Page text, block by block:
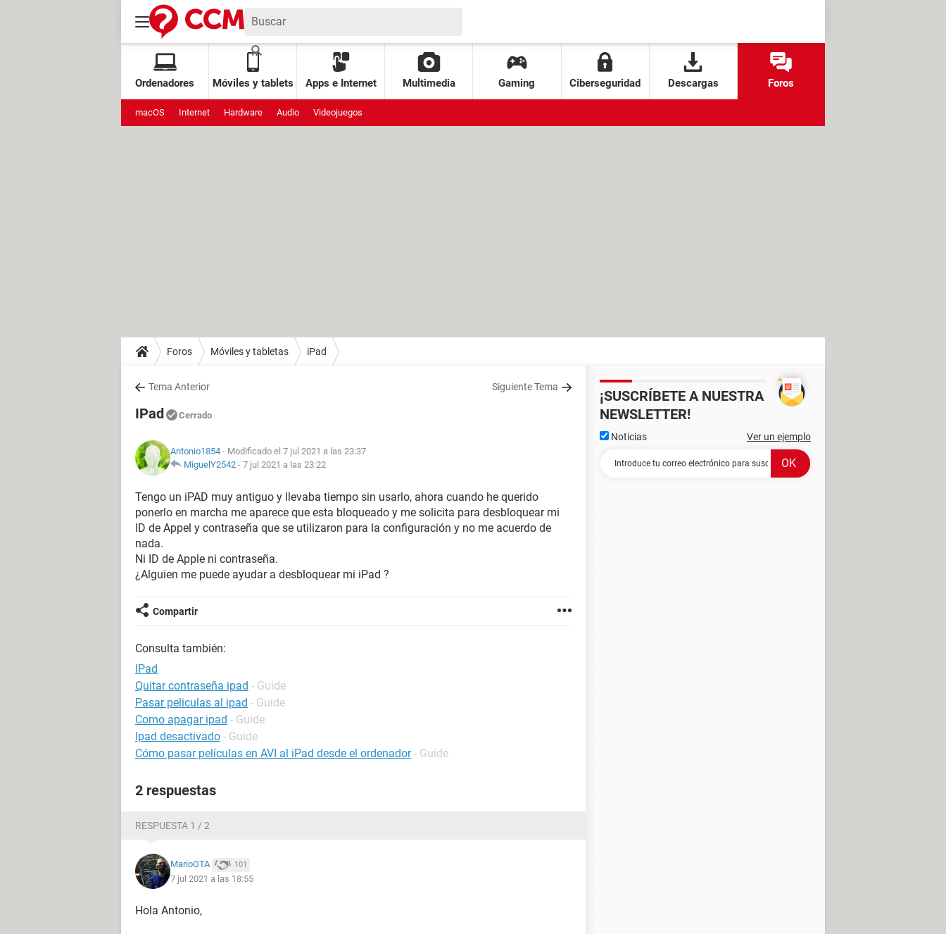
Ordenadores Móviles y tablets Apps e Internet Multimedia Gaming Ciberseguridad Descargas Foros
macOS Internet Hardware Audio Videojuegos
Foros Móviles y tabletas iPad
Tema Anterior Siguiente Tema
IPad Cerrado
Antonio1854 - Modificado el 7 jul 2021 a las 23:37
MiguelY2542 - 7 jul 2021 a las 23:22
Tengo un iPAD muy antiguo y llevaba tiempo sin usarlo, ahora cuando he querido
ponerlo en marcha me aparece que esta bloqueado y me solicita para desbloquear mi
ID de Appel y contraseña que se utilizaron para la configuración y no me acuerdo de
nada.
Ni ID de Apple ni contraseña.
¿Alguien me puede ayudar a desbloquear mi iPad ?
Compartir
Consulta también:
IPad
Quitar contraseña ipad - Guide
Pasar peliculas al ipad - Guide
Como apagar ipad - Guide
Ipad desactivado - Guide
Cómo pasar películas en AVI al iPad desde el ordenador - Guide
2 respuestas
RESPUESTA 1 / 2
MarioGTA 101
7 jul 2021 a las 18:55
Hola Antonio,
¡SUSCRÍBETE A NUESTRA
NEWSLETTER!
Noticias Ver un ejemplo